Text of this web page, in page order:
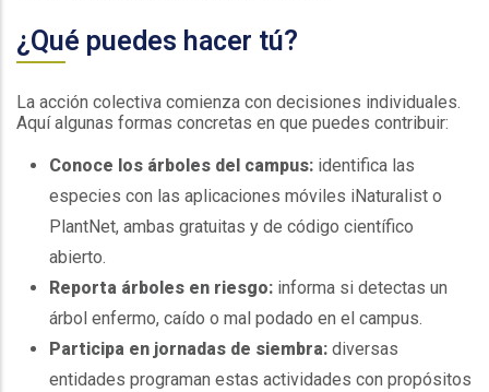
¿Qué puedes hacer tú?
La acción colectiva comienza con decisiones individuales.
Aquí algunas formas concretas en que puedes contribuir:
Conoce los árboles del campus: identifica las
especies con las aplicaciones móviles iNaturalist o
PlantNet, ambas gratuitas y de código científico
abierto.
Reporta árboles en riesgo: informa si detectas un
árbol enfermo, caído o mal podado en el campus.
Participa en jornadas de siembra: diversas
entidades programan estas actividades con propósitos